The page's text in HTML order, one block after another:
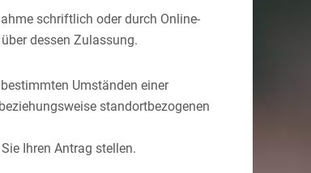
schriftlich oder durch Online-
dessen Zulassung.
Umständen einer
standortbezogenen
Ihren Antrag stellen.